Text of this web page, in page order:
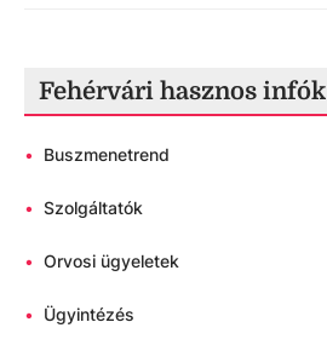
Fehérvári hasznos infók
• Buszmenetrend
• Szolgáltatók
• Orvosi ügyeletek
• Ügyintézés